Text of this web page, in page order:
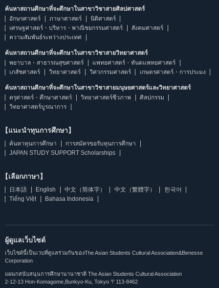
ค้นหาสถานศึกษาที่จะศึกษาในสาขาวิชาสายศิลปศาสตร์
อักษรศาสตร์
ภาษาศาสตร์
นิติศาสตร์
เศรษฐศาสตร์・บริหาร・พาณิชยกรรมศาสตร์
สังคมศาสตร์
ความสัมพันธ์ระหว่างประเทศ
ค้นหาสถานศึกษาที่จะศึกษาในสาขาวิชาสายวิทยาศาสตร์
พยาบาล・สาธารณสุขศาสตร์
แพทยศาสตร์・ทันตแพทยศาสตร์
เภสัชศาสตร์
วิทยาศาสตร์ วิศวกรรมศาสตร์ เกษตรศาสตร์・การประมง
ค้นหาสถานศึกษาที่จะศึกษาในสาขาวิชาสายมนุษยศาสตร์และวิทยาศาสตร์
ครุศาสตร์・ศึกษาศาสตร์
วิทยาศาสตร์ชีวภาพ
ศิลปกรรม
วิทยาศาสตร์บูรณาการ
【แนะนำทุนการศึกษา】
ค้นหาทุนการศึกษา
การสมัครขอรับทุนการศึกษา
JAPAN STUDY SUPPORT Scholarships
【เลือกภาษา】
日本語 English 中文（简体字） 中文（繁體字）
한국어
Tiếng Việt
Bahasa Indonesia
ผู้ดูแลเว็บไซต์
เว็บไซต์นี้เป็นเวบที่ดูแลร่วมกันของThe Asian Students Cultural Association&Benesse
Corporation
แผนกสนับสนุนการศึกษานานาชาติ The Asian Students Cultural Association
2-12-13 Hon-Komagome,Bunkyo-Ku, Tokyo 〒113-8462